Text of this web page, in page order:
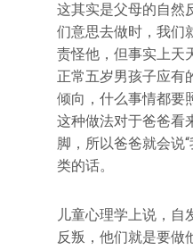
这其实是父母的自然
们意思去做时，我们
责怪他，但事实上天
正常五岁男孩子应有
倾向，什么事情都要
这种做法对于爸爸看
脚，所以爸爸就会说
类的话。
儿童心理学上说，自
反叛，他们就是要做